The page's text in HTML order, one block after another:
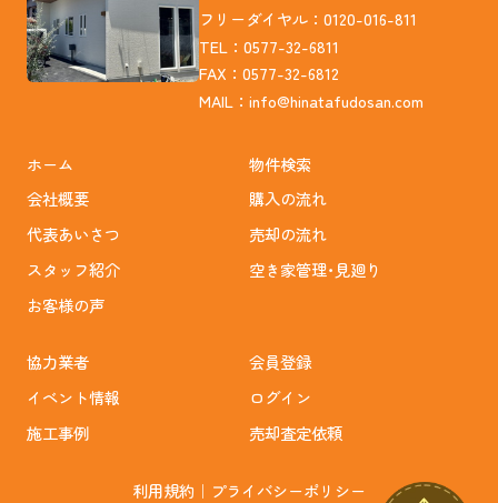
フリーダイヤル：0120-016-811
TEL：0577-32-6811
FAX：0577-32-6812
MAIL：info@hinatafudosan.com
ホーム
会社概要
代表あいさつ
スタッフ紹介
お客様の声
物件検索
購入の流れ
売却の流れ
空き家管理･見廻り
協力業者
イベント情報
施工事例
会員登録
ログイン
売却査定依頼
利用規約 ｜ プライバシーポリシー